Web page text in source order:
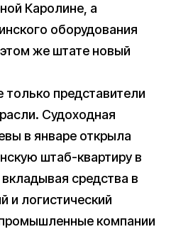
Каролине, а
оборудования
же штате новый
представители
Судоходная
в январе открыла
штаб-квартиру в
средства в
и логистический
компании